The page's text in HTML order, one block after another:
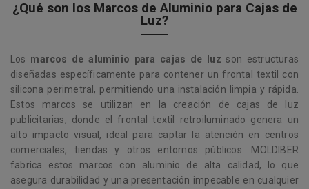
¿Qué son los Marcos de Aluminio para Cajas de
Luz?
Los marcos de aluminio para cajas de luz son estructuras
diseñadas específicamente para contener un frontal textil con
silicona perimetral, permitiendo una instalación limpia y rápida.
Estos marcos se utilizan en la creación de cajas de luz
publicitarias, donde el frontal textil retroiluminado genera un
alto impacto visual, ideal para captar la atención en centros
comerciales, tiendas y otros entornos públicos. MOLDIBER
fabrica estos marcos con aluminio de alta calidad, lo que
asegura durabilidad y una presentación impecable en cualquier